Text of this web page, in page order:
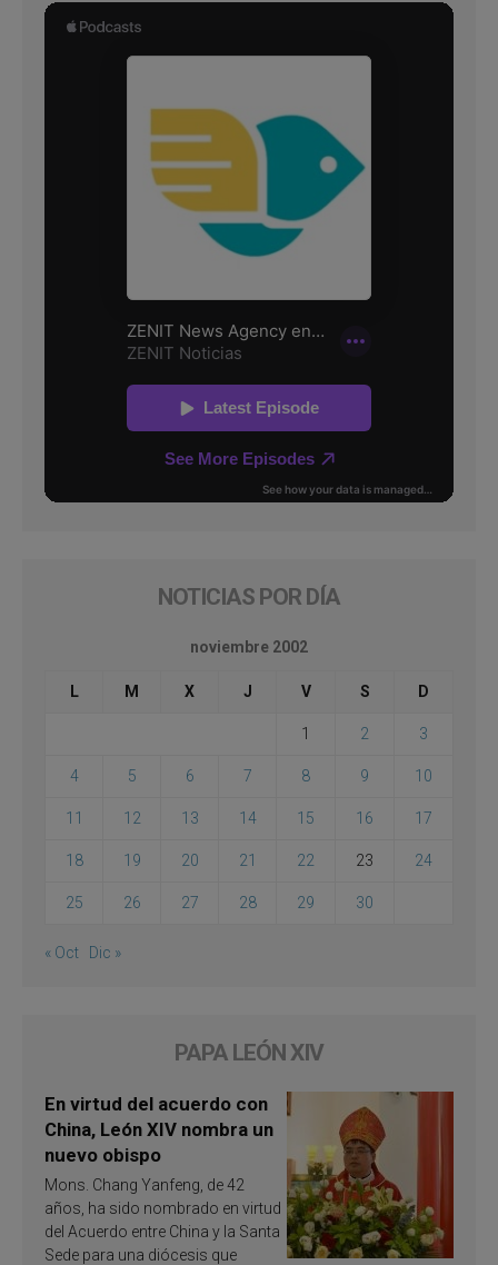
NOTICIAS POR DÍA
noviembre 2002
L M X J V S D
1 2 3
4 5 6 7 8 9 10
11 12 13 14 15 16 17
18 19 20 21 22 23 24
25 26 27 28 29 30
« Oct Dic »
PAPA LEÓN XIV
En virtud del acuerdo con
China, León XIV nombra un
nuevo obispo
Mons. Chang Yanfeng, de 42
años, ha sido nombrado en virtud
del Acuerdo entre China y la Santa
Sede para una diócesis que